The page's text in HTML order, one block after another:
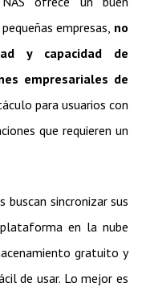
empresas, no
y capacidad de
empresariales de
para usuarios con
que requieren un
buscan sincronizar sus
en la nube
gratuito y
de usar. Lo mejor es